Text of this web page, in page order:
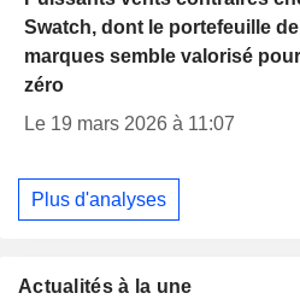
Swatch, dont le portefeuille de
marques semble valorisé pour
zéro
Le 19 mars 2026 à 11:07
Plus d'analyses
Actualités à la une